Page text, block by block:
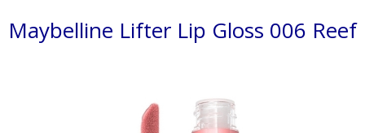
Maybelline Lifter Lip Gloss 006 Reef